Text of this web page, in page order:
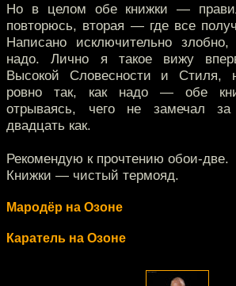
Но в целом обе книжки —
повторюсь, вторая — где все
Написано исключительно
надо. Лично я такое вижу
Высокой Словесности и Стиля,
ровно так, как надо — обе
отрываясь, чего не замечал
двадцать как.
Рекомендую к прочтению обои-две.
Книжки — чистый термояд.
Мародёр на Озоне
Каратель на Озоне